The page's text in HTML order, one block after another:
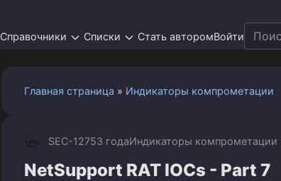
Справочники Списки Стать авторомВойти Search
for:
Главная страница » Индикаторы компрометации
SEC-12753 годаИндикаторы компрометации
NetSupport RAT IOCs - Part 7